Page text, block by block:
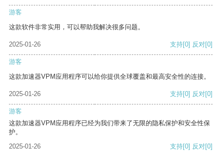
游客
这款软件非常实用，可以帮助我解决很多问题。
2025-01-26 支持[0] 反对[0]
游客
这款加速器VPM应用程序可以给你提供全球覆盖和最高安全性的连接。
2025-01-26 支持[0] 反对[0]
游客
这款加速器VPM应用程序已经为我们带来了无限的隐私保护和安全性保
护。
2025-01-26
支持[0] 反对[0]